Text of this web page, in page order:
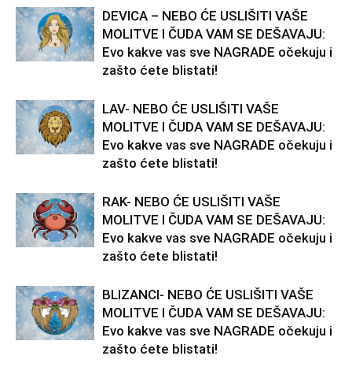
DEVICA – NEBO ĆE USLIŠITI VAŠE
MOLITVE I ČUDA VAM SE DEŠAVAJU:
Evo kakve vas sve NAGRADE očekuju i
zašto ćete blistati!
LAV- NEBO ĆE USLIŠITI VAŠE
MOLITVE I ČUDA VAM SE DEŠAVAJU:
Evo kakve vas sve NAGRADE očekuju i
zašto ćete blistati!
RAK- NEBO ĆE USLIŠITI VAŠE
MOLITVE I ČUDA VAM SE DEŠAVAJU:
Evo kakve vas sve NAGRADE očekuju i
zašto ćete blistati!
BLIZANCI- NEBO ĆE USLIŠITI VAŠE
MOLITVE I ČUDA VAM SE DEŠAVAJU:
Evo kakve vas sve NAGRADE očekuju i
zašto ćete blistati!